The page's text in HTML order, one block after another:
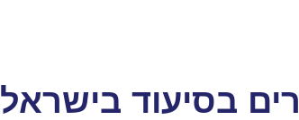
בסיעוד בישראל